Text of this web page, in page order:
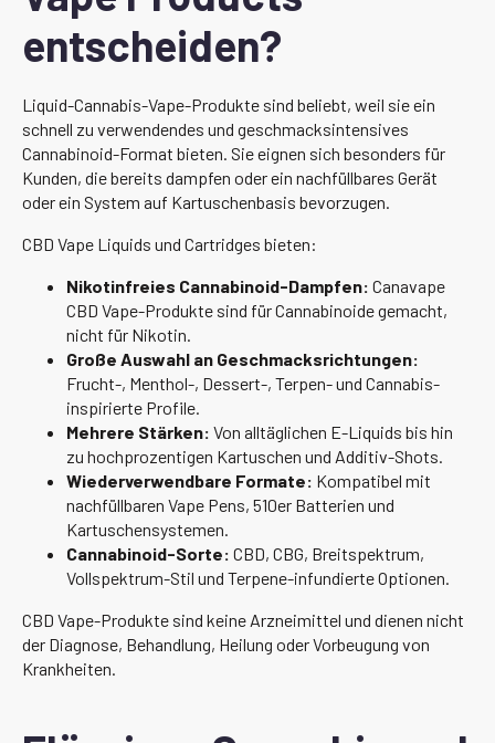
entscheiden?
Liquid-Cannabis-Vape-Produkte sind beliebt, weil sie ein
schnell zu verwendendes und geschmacksintensives
Cannabinoid-Format bieten. Sie eignen sich besonders für
Kunden, die bereits dampfen oder ein nachfüllbares Gerät
oder ein System auf Kartuschenbasis bevorzugen.
CBD Vape Liquids und Cartridges bieten:
Nikotinfreies Cannabinoid-Dampfen: Canavape
CBD Vape-Produkte sind für Cannabinoide gemacht,
nicht für Nikotin.
Große Auswahl an Geschmacksrichtungen:
Frucht-, Menthol-, Dessert-, Terpen- und Cannabis-
inspirierte Profile.
Mehrere Stärken: Von alltäglichen E-Liquids bis hin
zu hochprozentigen Kartuschen und Additiv-Shots.
Wiederverwendbare Formate: Kompatibel mit
nachfüllbaren Vape Pens, 510er Batterien und
Kartuschensystemen.
Cannabinoid-Sorte: CBD, CBG, Breitspektrum,
Vollspektrum-Stil und Terpene-infundierte Optionen.
CBD Vape-Produkte sind keine Arzneimittel und dienen nicht
der Diagnose, Behandlung, Heilung oder Vorbeugung von
Krankheiten.